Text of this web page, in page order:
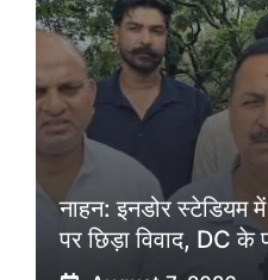
नाहन: इनडोर स्टेडियम
पर छिड़ा विवाद, DC के